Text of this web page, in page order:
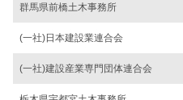
群馬県前橋土木事務所
(一社)日本建設業連合会
(一社)建設産業専門団体連合会